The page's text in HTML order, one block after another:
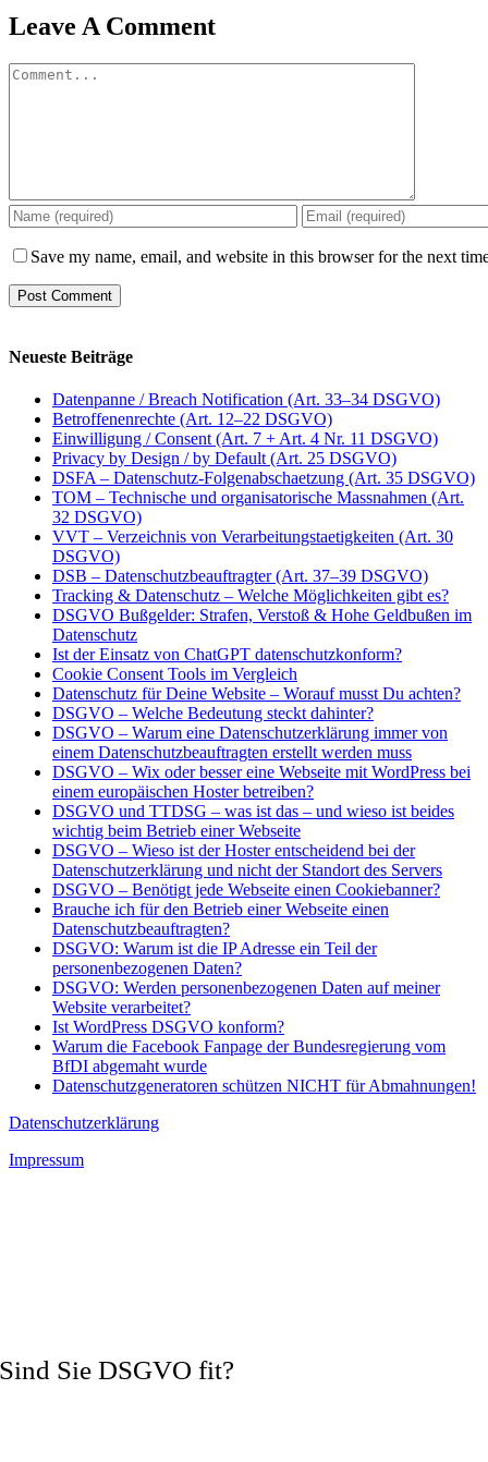
Leave A Comment
Comment
Save my name, email, and website in this browser for the next
Neueste Beiträge
Datenpanne / Breach Notification (Art. 33–34 DSGVO)
Betroffenenrechte (Art. 12–22 DSGVO)
Einwilligung / Consent (Art. 7 + Art. 4 Nr. 11 DSGVO)
Privacy by Design / by Default (Art. 25 DSGVO)
DSFA – Datenschutz-Folgenabschaetzung (Art. 35 DSGVO)
TOM – Technische und organisatorische Massnahmen (Art.
32 DSGVO)
VVT – Verzeichnis von Verarbeitungstaetigkeiten (Art. 30
DSGVO)
DSB – Datenschutzbeauftragter (Art. 37–39 DSGVO)
Tracking & Datenschutz – Welche Möglichkeiten gibt es?
DSGVO Bußgelder: Strafen, Verstoß & Hohe Geldbußen im
Datenschutz
Ist der Einsatz von ChatGPT datenschutzkonform?
Cookie Consent Tools im Vergleich
Datenschutz für Deine Website – Worauf musst Du achten?
DSGVO – Welche Bedeutung steckt dahinter?
DSGVO – Warum eine Datenschutzerklärung immer von
einem Datenschutzbeauftragten erstellt werden muss
DSGVO – Wix oder besser eine Webseite mit WordPress bei
einem europäischen Hoster betreiben?
DSGVO und TTDSG – was ist das – und wieso ist beides
wichtig beim Betrieb einer Webseite
DSGVO – Wieso ist der Hoster entscheidend bei der
Datenschutzerklärung und nicht der Standort des Servers
DSGVO – Benötigt jede Webseite einen Cookiebanner?
Brauche ich für den Betrieb einer Webseite einen
Datenschutzbeauftragten?
DSGVO: Warum ist die IP Adresse ein Teil der
personenbezogenen Daten?
DSGVO: Werden personenbezogenen Daten auf meiner
Website verarbeitet?
Ist WordPress DSGVO konform?
Warum die Facebook Fanpage der Bundesregierung vom
BfDI abgemaht wurde
Datenschutzgeneratoren schützen NICHT für Abmahnungen!
Datenschutzerklärung
Impressum
Sind Sie DSGVO fit?